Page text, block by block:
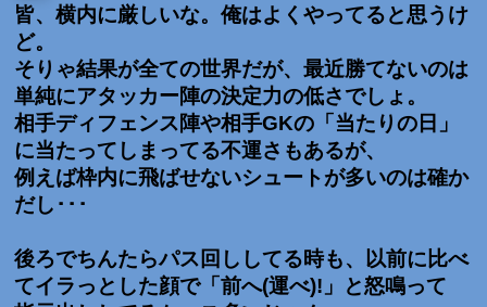
皆、横内に厳しいな。俺はよくやってると思うけ
ど。
そりゃ結果が全ての世界だが、最近勝てないのは
単純にアタッカー陣の決定力の低さでしょ。
相手ディフェンス陣や相手GKの「当たりの日」
に当たってしまってる不運さもあるが、
例えば枠内に飛ばせないシュートが多いのは確か
だし･･･
後ろでちんたらパス回ししてる時も、以前に比べ
てイラっとした顔で「前へ(運べ)!」と怒鳴って